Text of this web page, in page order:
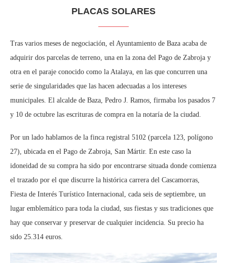
PLACAS SOLARES
Tras varios meses de negociación, el Ayuntamiento de Baza acaba de
adquirir dos parcelas de terreno, una en la zona del Pago de Zabroja y
otra en el paraje conocido como la Atalaya, en las que concurren una
serie de singularidades que las hacen adecuadas a los intereses
municipales. El alcalde de Baza, Pedro J. Ramos, firmaba los pasados 7
y 10 de octubre las escrituras de compra en la notaría de la ciudad.
Por un lado hablamos de la finca registral 5102 (parcela 123, polígono
27), ubicada en el Pago de Zabroja, San Mártir. En este caso la
idoneidad de su compra ha sido por encontrarse situada donde comienza
el trazado por el que discurre la histórica carrera del Cascamorras,
Fiesta de Interés Turístico Internacional, cada seis de septiembre, un
lugar emblemático para toda la ciudad, sus fiestas y sus tradiciones que
hay que conservar y preservar de cualquier incidencia. Su precio ha
sido 25.314 euros.